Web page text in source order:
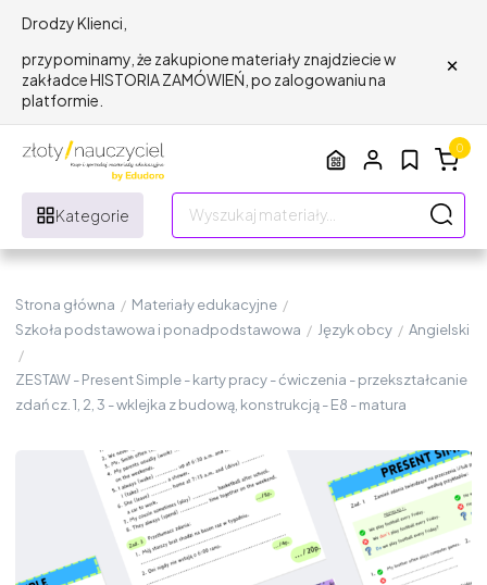
Drodzy Klienci,
przypominamy, że zakupione materiały znajdziecie w
zakładce HISTORIA ZAMÓWIEŃ, po zalogowaniu na
platformie.
×
Kategorie
0
Strona główna / Materiały edukacyjne /
Szkoła podstawowa i ponadpodstawowa / Język obcy / Angielski
/
ZESTAW - Present Simple - karty pracy - ćwiczenia - przekształcanie
zdań cz. 1, 2, 3 - wklejka z budową, konstrukcją - E8 - matura